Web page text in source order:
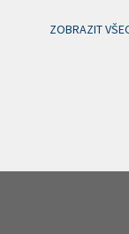
ZOBRAZIT